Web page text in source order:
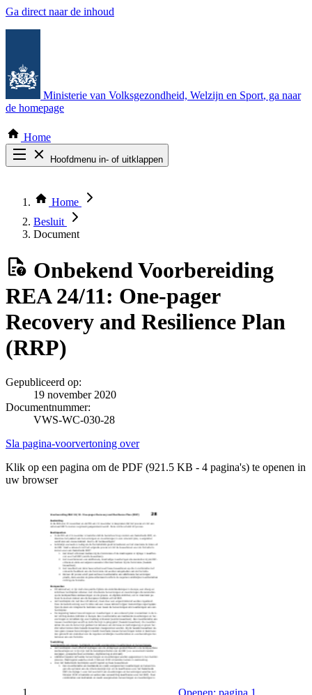
Ga direct naar de inhoud
Ministerie van Volksgezondheid, Welzijn en Sport, ga naar
de homepage
Home
Hoofdmenu in- of uitklappen
Thema COVID-19
Bekijk per bestuursorgaan
Home
Besluit
Document
OnbekendVoorbereiding
REA 24/11: One-pager
Recovery and Resilience Plan
(RRP)
Gepubliceerd op:
19 november 2020
Documentnummer:
VWS-WC-030-28
Sla pagina-voorvertoning over
Klik op een pagina om de PDF (921.5 KB - 4 pagina's) te openen in
uw browser
Openen: pagina 1